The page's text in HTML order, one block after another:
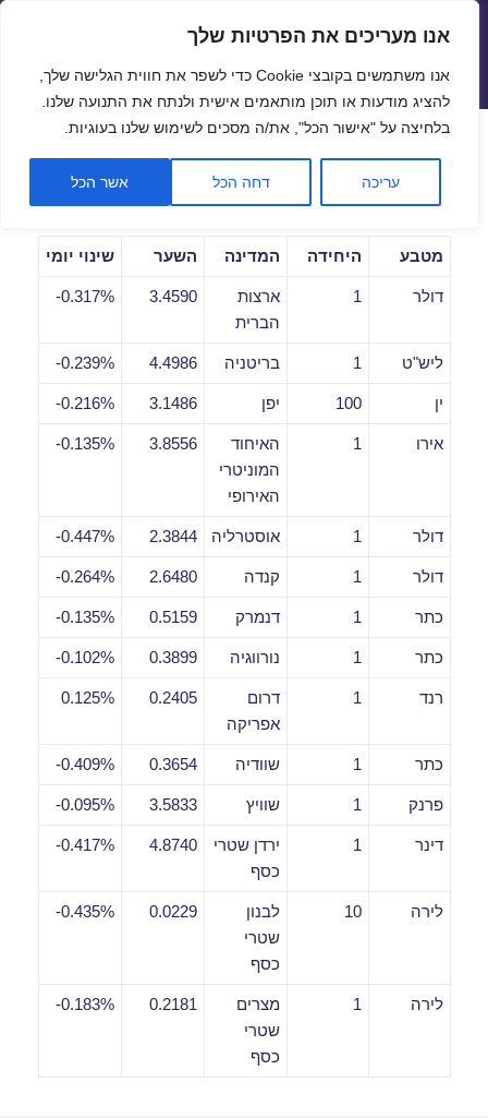
פתח
אנו מעריכים את הפרטיות שלך
אנו משתמשים בקובצי Cookie כדי לשפר את חווית הגלישה שלך,
להציג מודעות או תוכן מותאמים אישית ולנתח את התנועה שלנו.
בלחיצה על "אישור הכל", את/ה מסכים לשימוש שלנו בעוגיות.
עריכה דחה הכל אשר הכל
שערי חליפין יציגים – שער יציג
תפריטים
ווידג'טים
שערי חליפין יומיים לתאריך
15/01/2020
מטבע היחידה המדינה השער שינוי יומי
דולר 1
ארצות
הברית
3.4590
0.317%-
ליש"ט 1 בריטניה 4.4986
0.239%-
ין 100 יפן 3.1486
0.216%-
אירו 1
האיחוד
המוניטרי
האירופי
3.8556
0.135%-
דולר 1 אוסטרליה 2.3844
0.447%-
דולר 1 קנדה 2.6480
0.264%-
כתר 1 דנמרק 0.5159
0.135%-
כתר 1 נורווגיה 0.3899
0.102%-
רנד 1
דרום
אפריקה
0.2405
0.125%
כתר 1 שוודיה 0.3654
0.409%-
פרנק 1 שוויץ 3.5833
0.095%-
דינר 1
ירדן שטרי
כסף
4.8740
0.417%-
לירה 10
לבנון
שטרי
כסף
0.0229
0.435%-
לירה 1
מצרים
שטרי
כסף
0.2181
0.183%-